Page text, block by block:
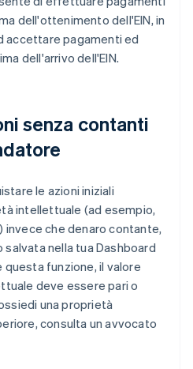
dell'ottenimento dell'EIN, in
accettare pagamenti ed
dell'arrivo dell'EIN.
senza contanti
le azioni iniziali
intellettuale (ad esempio,
che denaro contante,
nella tua Dashboard
funzione, il valore
deve essere pari o
una proprietà
consulta un avvocato